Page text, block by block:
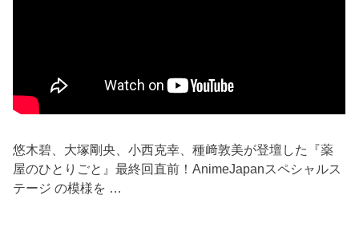
悠木碧、大塚剛央、小西克幸、種﨑敦美が登壇した『薬
屋のひとりごと』最終回直前！AnimeJapanスペシャルス
テージ の模様を …